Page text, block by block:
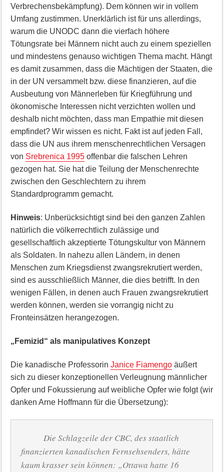
Verbrechensbekämpfung). Dem können wir in vollem
Umfang zustimmen. Unerklärlich ist für uns allerdings,
warum die UNODC dann die vierfach höhere
Tötungsrate bei Männern nicht auch zu einem speziellen
und mindestens genauso wichtigen Thema macht. Hängt
es damit zusammen, dass die Mächtigen der Staaten, die
in der UN versammelt bzw. diese finanzieren, auf die
Ausbeutung von Männerleben für Kriegführung und
ökonomische Interessen nicht verzichten wollen und
deshalb nicht möchten, dass man Empathie mit diesen
empfindet? Wir wissen es nicht. Fakt ist auf jeden Fall,
dass die UN aus ihrem menschenrechtlichen Versagen
von Srebrenica 1995offenbar die falschen Lehren
gezogen hat. Sie hat die Teilung der Menschenrechte
zwischen den Geschlechtern zu ihrem
Standardprogramm gemacht.
Hinweis: Unberücksichtigt sind bei den ganzen Zahlen
natürlich die völkerrechtlich zulässige und
gesellschaftlich akzeptierte Tötungskultur von Männern
als Soldaten. In nahezu allen Ländern, in denen
Menschen zum Kriegsdienst zwangsrekrutiert werden,
sind es ausschließlich Männer, die dies betrifft. In den
wenigen Fällen, in denen auch Frauen zwangsrekrutiert
werden können, werden sie vorrangig nicht zu
Fronteinsätzen herangezogen.
„Femizid“ als manipulatives Konzept
Die kanadische Professorin Janice Fiamengoäußert
sich zu dieser konzeptionellen Verleugnung männlicher
Opfer und Fokussierung auf weibliche Opfer wie folgt (wir
danken Arne Hoffmann für die Übersetzung):
Die Schlagzeile der CBC, des staatlich
finanzierten kanadischen Fernsehsenders, hätte
kaum krasser sein können: „Ottawa hatte 16